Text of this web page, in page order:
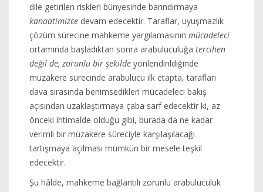
dile getirilen riskleri bünyesinde barındırmaya
kanaatimizce devam edecektir. Taraflar, uyuşmazlık
çözüm sürecine mahkeme yargılamasının mücadeleci
ortamında başladıktan sonra arabuluculuğa tercihen
değil de, zorunlu bir şekilde yönlendirildiğinde
müzakere sürecinde arabulucu ilk etapta, tarafları
dava sırasında benimsedikleri mücadeleci bakış
açısından uzaklaştırmaya çaba sarf edecektir ki, az
önceki ihtimalde olduğu gibi, burada da ne kadar
verimli bir müzakere süreciyle karşılaşılacağı
tartışmaya açılması mümkün bir mesele teşkil
edecektir.
Şu hâlde, mahkeme bağlantılı zorunlu arabuluculuk